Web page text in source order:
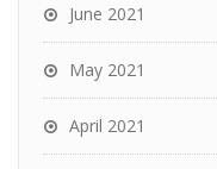
June 2021
May 2021
April 2021